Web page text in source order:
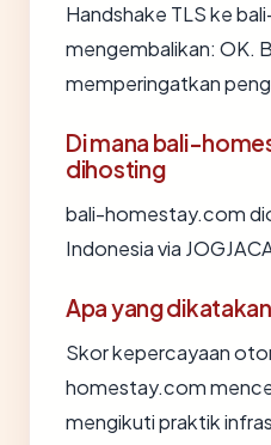
Handshake TLS ke
mengembalikan: OK.
memperingatkan
Di mana bali-
dihosting
bali-homestay.com
Indonesia via
Apa yang
Skor kepercayaan
homestay.com
mengikuti praktik